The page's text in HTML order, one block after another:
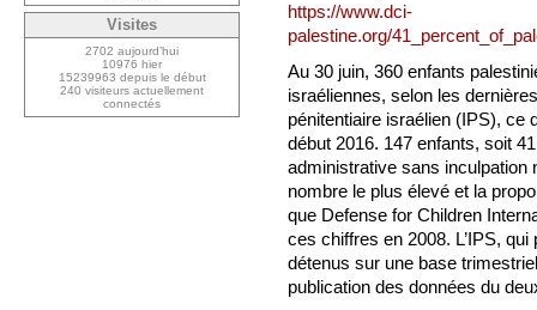
https://www.dci-
palestine.org/
Au 30 juin, 360 enfants
israéliennes, selon les
pénitentiaire israélien (IPS), ce
début 2016. 147 enfants, soit
administrative sans inculpation
nombre le plus élevé et la
que Defense for Children
ces chiffres en 2008. L’IPS,
détenus sur une base
publication des données du
Visites
2702 aujourd’hui
10976 hier
15239963 depuis le début
240 visiteurs actuellement
connectés